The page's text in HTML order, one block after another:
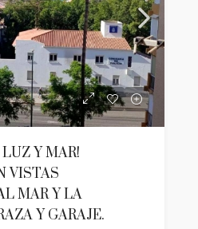
Y MAR!
VISTAS
MAR Y LA
Y GARAJE.